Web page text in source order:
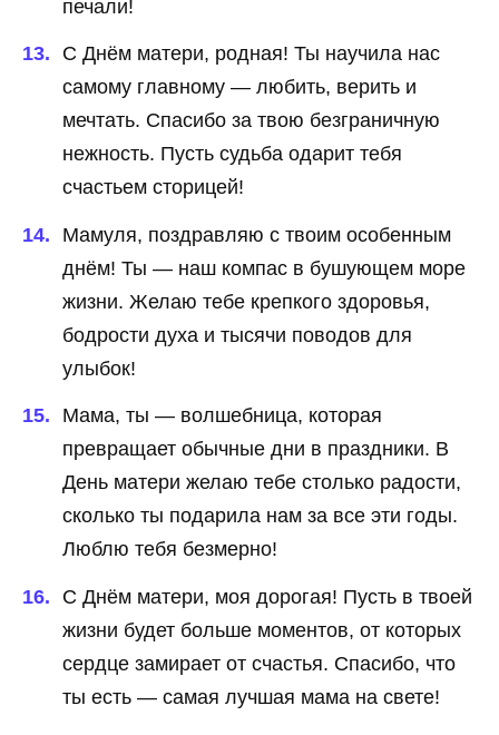
печали!
С Днём матери, родная! Ты научила нас
самому главному — любить, верить и
мечтать. Спасибо за твою безграничную
нежность. Пусть судьба одарит тебя
счастьем сторицей!
Мамуля, поздравляю с твоим особенным
днём! Ты — наш компас в бушующем море
жизни. Желаю тебе крепкого здоровья,
бодрости духа и тысячи поводов для
улыбок!
Мама, ты — волшебница, которая
превращает обычные дни в праздники. В
День матери желаю тебе столько радости,
сколько ты подарила нам за все эти годы.
Люблю тебя безмерно!
С Днём матери, моя дорогая! Пусть в твоей
жизни будет больше моментов, от которых
сердце замирает от счастья. Спасибо, что
ты есть — самая лучшая мама на свете!